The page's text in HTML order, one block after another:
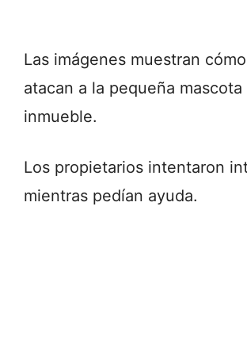
Las imágenes muestran
atacan a la pequeña
inmueble.
Los propietarios intentaron
mientras pedían ayuda.